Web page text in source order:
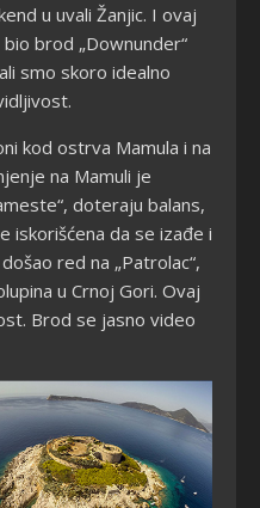
u uvali Žanjic. I ovaj
brod „Downunder“
smo skoro idealno
kod ostrva Mamula i na
na Mamuli je
doteraju balans,
iskorišćena da se izađe i
red na „Patrolac“,
u Crnoj Gori. Ovaj
Brod se jasno video